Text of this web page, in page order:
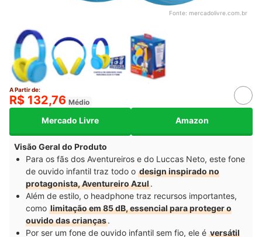
Fonte: mercadolivre.com.br
A Partir de:
R$ 132,76 Médio
Mercado Livre Amazon
Visão Geral do Produto
Para os fãs dos Aventureiros e do Luccas Neto, este fone
de ouvido infantil traz todo o design inspirado no
protagonista, Aventureiro Azul.
Além de estilo, o headphone traz recursos importantes,
como limitação em 85 dB, essencial para proteger o
ouvido das crianças.
Por ser um fone de ouvido infantil sem fio, ele é versátil